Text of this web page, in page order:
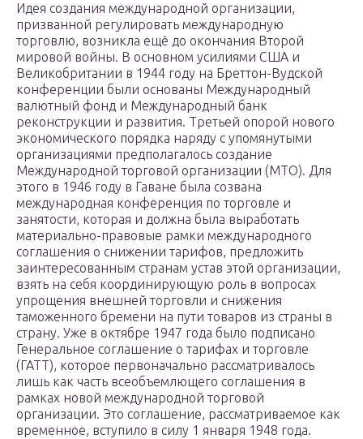
Идея создания международной организации,
призванной регулировать международную
торговлю, возникла ещё до окончания Второй
мировой войны. В основном усилиями США и
Великобритании в 1944 году на Бреттон-Вудской
конференции были основаны Международный
валютный фонд и Международный банк
реконструкции и развития. Третьей опорой нового
экономического порядка наряду с упомянутыми
организациями предполагалось создание
Международной торговой организации (МТО). Для
этого в 1946 году в Гаване была созвана
международная конференция по торговле и
занятости, которая и должна была выработать
материально-правовые рамки международного
соглашения о снижении тарифов, предложить
заинтересованным странам устав этой организации,
взять на себя координирующую роль в вопросах
упрощения внешней торговли и снижения
таможенного бремени на пути товаров из страны в
страну. Уже в октябре 1947 года было подписано
Генеральное соглашение о тарифах и торговле
(ГАТТ), которое первоначально рассматривалось
лишь как часть всеобъемлющего соглашения в
рамках новой международной торговой
организации. Это соглашение, рассматриваемое как
временное, вступило в силу 1 января 1948 года.